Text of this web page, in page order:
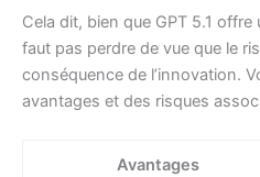
Cela dit, bien que GPT 5.1
faut pas perdre de vue que le
conséquence de l’innovation.
avantages et des risques
Avantages